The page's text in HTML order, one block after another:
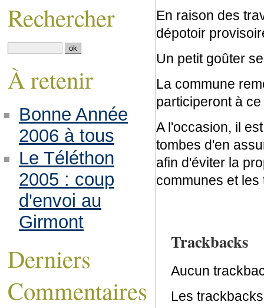
En raison des
dépotoir
Un petit goûter
La commune
participeront à
A l'occasion, il
tombes d'en
afin d'éviter la
communes et
Trackbacks
Aucun
Les
Rechercher
À retenir
Bonne Année
2006 à tous
Le Téléthon
2005 : coup
d'envoi au
Girmont
Derniers
Commentaires